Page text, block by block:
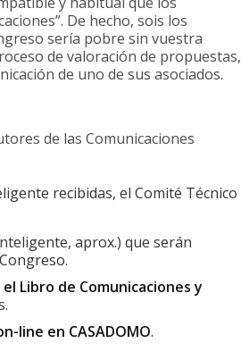
De hecho, sois los
sería pobre sin vuestra
de valoración de propuestas,
de uno de sus asociados.
de las Comunicaciones
recibidas, el Comité Técnico
aprox.) que serán
Libro de Comunicaciones y
line en CASADOMO.